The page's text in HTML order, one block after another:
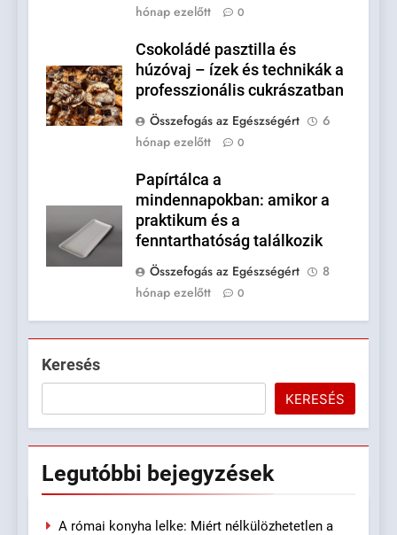
hónap ezelőtt
0
Csokoládé pasztilla és
húzóvaj – ízek és technikák a
professzionális cukrászatban
Összefogás az Egészségért
6
hónap ezelőtt
0
Papírtálca a
mindennapokban: amikor a
praktikum és a
fenntarthatóság találkozik
Összefogás az Egészségért
8
hónap ezelőtt
0
Keresés
KERESÉS
Legutóbbi bejegyzések
A római konyha lelke: Miért nélkülözhetetlen a